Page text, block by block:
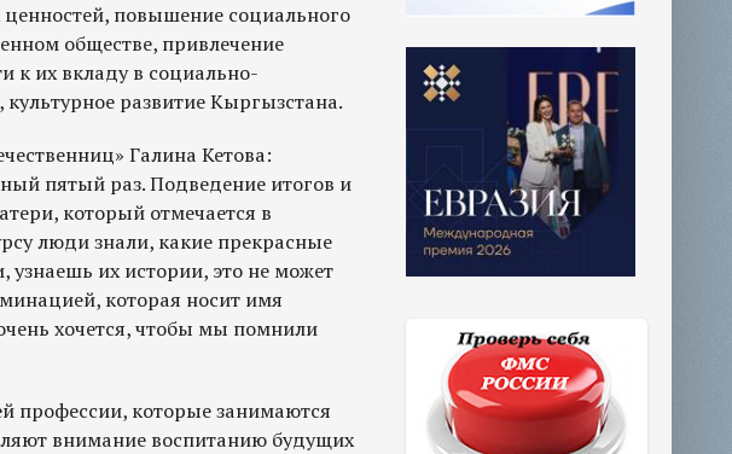
повышение социального
обществе, привлечение
к их вкладу в социально-
культурное развитие Кыргызстана.
Галина Кетова:
пятый раз. Подведение итогов и
который отмечается в
люди знали, какие прекрасные
их истории, это не может
которая носит имя
хочется, чтобы мы помнили
профессии, которые занимаются
внимание воспитанию будущих